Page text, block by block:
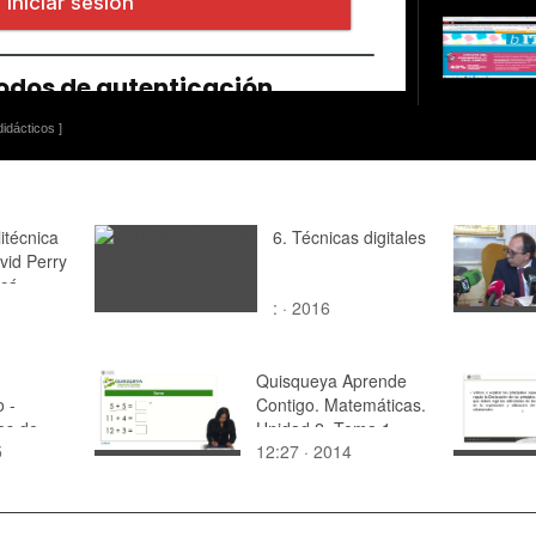
]
Perry
6. Técnicas digitales
: · 2016
-
de
Quisqueya Aprende
Contigo. Matemáticas.
Unidad 2. Tema 1
12:27 · 2014